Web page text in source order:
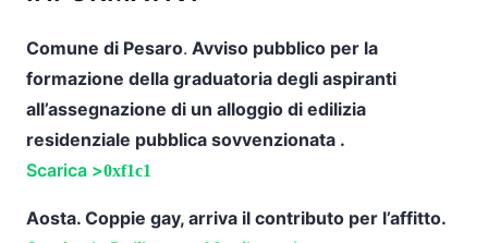
Comune di Pesaro. Avviso pubblico per la
formazione della graduatoria degli aspiranti
all’assegnazione di un alloggio di edilizia
residenziale pubblica sovvenzionata .
Scarica >
Aosta. Coppie gay, arriva il contributo per l’affitto.